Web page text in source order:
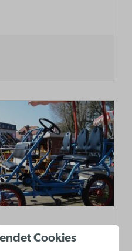
Cookies